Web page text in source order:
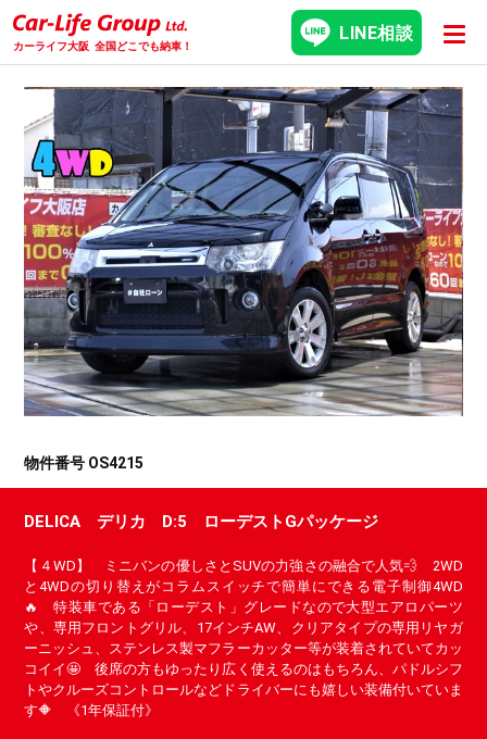
カーライフ大阪 全国どこでも納車！
LINE相談
物件番号 OS4215
DELICA デリカ D:5 ローデストGパッケージ
【４WD】 ミニバンの優しさとSUVの力強さの融合で人気💨 2WD
と4WDの切り替えがコラムスイッチで簡単にできる電子制御4WD
🔥 特装車である「ローデスト」グレードなので大型エアロパーツ
や、専用フロントグリル、17インチAW、クリアタイプの専用リヤガ
ーニッシュ、ステンレス製マフラーカッター等が装着されていてカッ
コイイ🤩 後席の方もゆったり広く使えるのはもちろん、パドルシフ
トやクルーズコントロールなどドライバーにも嬉しい装備付いていま
す🔶 《1年保証付》